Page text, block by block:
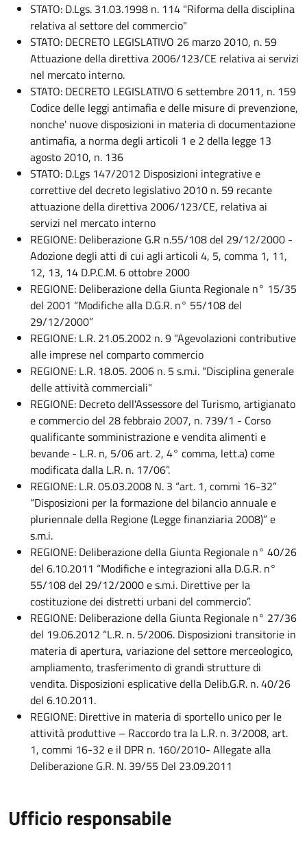
STATO: D.Lgs. 31.03.1998 n. 114 "Riforma della disciplina
relativa al settore del commercio"
STATO: DECRETO LEGISLATIVO 26 marzo 2010, n. 59
Attuazione della direttiva 2006/123/CE relativa ai servizi
nel mercato interno.
STATO: DECRETO LEGISLATIVO 6 settembre 2011, n. 159
Codice delle leggi antimafia e delle misure di prevenzione,
nonche' nuove disposizioni in materia di documentazione
antimafia, a norma degli articoli 1 e 2 della legge 13
agosto 2010, n. 136
STATO: D.Lgs 147/2012 Disposizioni integrative e
correttive del decreto legislativo 2010 n. 59 recante
attuazione della direttiva 2006/123/CE, relativa ai
servizi nel mercato interno
REGIONE: Deliberazione G.R n.55/108 del 29/12/2000 -
Adozione degli atti di cui agli articoli 4, 5, comma 1, 11,
12, 13, 14 D.P.C.M. 6 ottobre 2000
REGIONE: Deliberazione della Giunta Regionale n° 15/35
del 2001 “Modifiche alla D.G.R. n° 55/108 del
29/12/2000”
REGIONE: L.R. 21.05.2002 n. 9 "Agevolazioni contributive
alle imprese nel comparto commercio
REGIONE: L.R. 18.05. 2006 n. 5 s.m.i. "Disciplina generale
delle attività commerciali"
REGIONE: Decreto dell'Assessore del Turismo, artigianato
e commercio del 28 febbraio 2007, n. 739/1 - Corso
qualificante somministrazione e vendita alimenti e
bevande - L.R. n, 5/06 art. 2, 4° comma, lett.a) come
modificata dalla L.R. n. 17/06”.
REGIONE: L.R. 05.03.2008 N. 3 “art. 1, commi 16-32”
“Disposizioni per la formazione del bilancio annuale e
pluriennale della Regione (Legge finanziaria 2008)” e
s.m.i.
REGIONE: Deliberazione della Giunta Regionale n° 40/26
del 6.10.2011 “Modifiche e integrazioni alla D.G.R. n°
55/108 del 29/12/2000 e s.m.i. Direttive per la
costituzione dei distretti urbani del commercio”.
REGIONE: Deliberazione della Giunta Regionale n° 27/36
del 19.06.2012 “L.R. n. 5/2006. Disposizioni transitorie in
materia di apertura, variazione del settore merceologico,
ampliamento, trasferimento di grandi strutture di
vendita. Disposizioni esplicative della Delib.G.R. n. 40/26
del 6.10.2011.
REGIONE: Direttive in materia di sportello unico per le
attività produttive – Raccordo tra la L.R. n. 3/2008, art.
1, commi 16-32 e il DPR n. 160/2010- Allegate alla
Deliberazione G.R. N. 39/55 Del 23.09.2011
Ufficio responsabile